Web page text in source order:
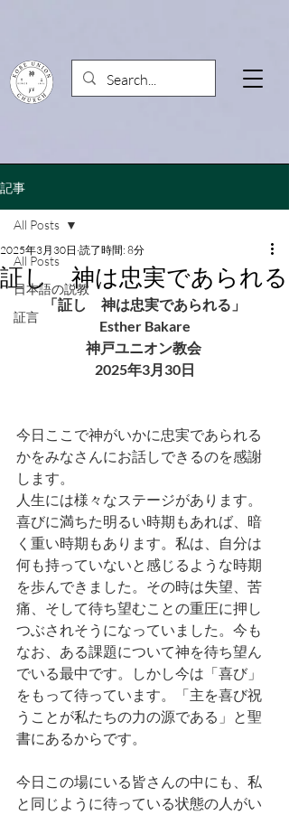
記事
All Posts
日本語の説教
証言
All Posts
証し 神は忠実であられる
2025年3月30日 読了時間: 8分
「証し　神は忠実であられる」
Esther Bakare
神戸ユニオン教会
2025年3月30日
今日ここで神がいかに忠実であられる
かをみなさんにお話しできるのを感謝
します。
人生には様々なステージがあります。
喜びに満ちた明るい時期もあれば、暗
く重い時期もあります。私は、自分は
何も持っていないと感じるような時期
を歩んできました。その時は失望、苦
痛、そして待ち望むことの重圧に押し
つぶされそうになっていました。今も
なお、ある課題について神を待ち望ん
でいる最中です。しかし今は「喜び」
をもって待っています。「主を喜び祝
うことが私たちの力の源である」と聖
書にあるからです。
今日この場にいる皆さんの中にも、私
と同じように待っている状態の人がい